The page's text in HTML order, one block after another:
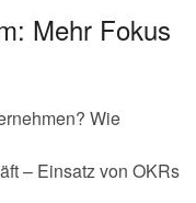
Mehr Fokus
Wie
– Einsatz von OKRs